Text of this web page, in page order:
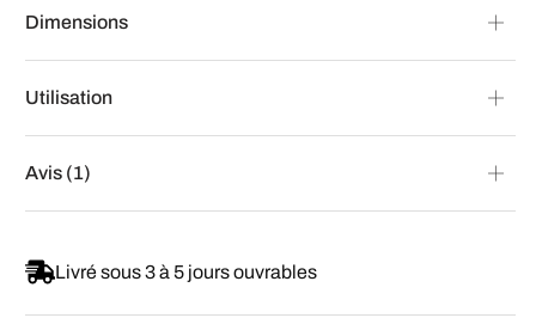
Dimensions
Utilisation
Avis (1)
Livré sous 3 à 5 jours ouvrables